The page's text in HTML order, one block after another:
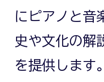
にピアノと音
史や文化の解
を提供します